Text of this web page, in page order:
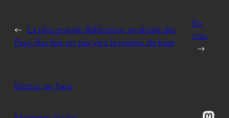
← La plus grande fédération syndicale des
Pays-Bas fait un pas vers le revenu de base
En
vrac
→
Retour en haut